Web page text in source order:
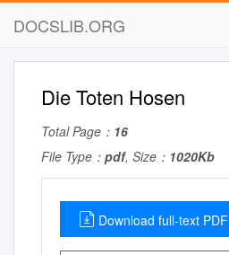
DOCSLIB.ORG
Die Toten Hosen
Total Page： 16
File Type： pdf, Size： 1020Kb
Download full-text PDF